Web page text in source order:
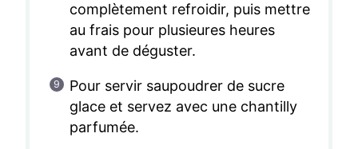
complètement refroidir, puis mettre
au frais pour plusieures heures
avant de déguster.
Pour servir saupoudrer de sucre
glace et servez avec une chantilly
parfumée.